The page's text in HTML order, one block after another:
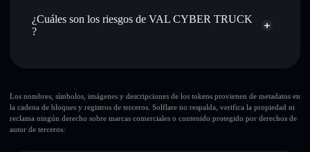
¿Cuáles son los riesgos de VAL CYBER TRUCK
?
Descargo de responsabilidad: Esta información tiene
Los nombres, símbolos, imágenes y descripciones de los tokens provienen de metadatos en
la cadena de bloques y registros de terceros. Solflare no respalda, verifica la propiedad ni
reclama ningún derecho sobre marcas comerciales o contenido protegido por derechos de
autor de terceros.